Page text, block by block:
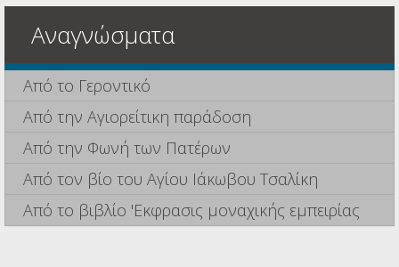
Αναγνώσματα
Από το Γεροντικό
Από την Αγιορείτικη παράδοση
Από την Φωνή των Πατέρων
Από τον βίο του Αγίου Ιάκωβου Τσαλίκη
Από το βιβλίο 'Εκφρασις μοναχικής εμπειρίας